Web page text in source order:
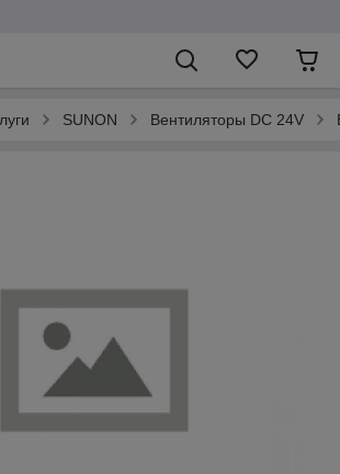
SUNON Вентиляторы DC 24V